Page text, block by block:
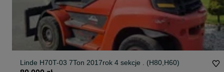
Linde H70T-03 7Ton 2017rok 4 sekcje . (H80,H60)